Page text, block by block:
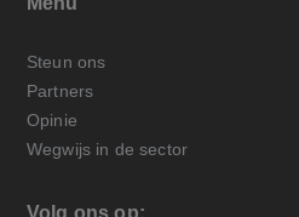
Steun ons
Partners
Opinie
Wegwijs in de sector
Volg ons op: